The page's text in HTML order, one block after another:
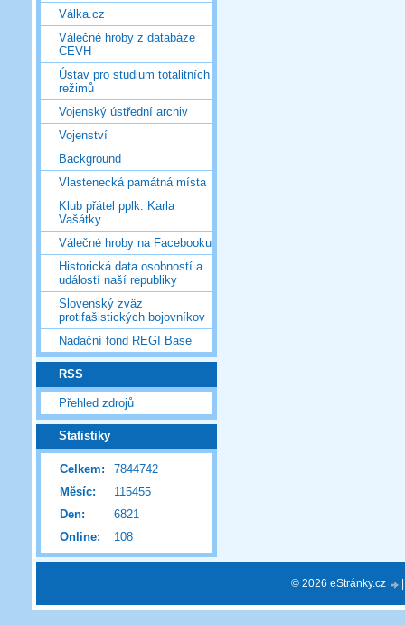
Válka.cz
Válečné hroby z databáze
CEVH
Ústav pro studium totalitních
režimů
Vojenský ústřední archiv
Vojenství
Background
Vlastenecká památná místa
Klub přátel pplk. Karla
Vašátky
Válečné hroby na Facebooku
Historická data osobností a
událostí naší republiky
Slovenský zväz
protifašistických bojovníkov
Nadační fond REGI Base
RSS
Přehled zdrojů
Statistiky
Online: 108
Celkem:
7844742
Měsíc:
115455
Den:
6821
© 2026 eStránky.cz